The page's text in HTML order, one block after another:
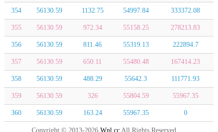
354 56130.59 1132.75 54997.84 333372.08
355 56130.59 972.34 55158.25 278213.83
356 56130.59 811.46 55319.13 222894.7
357 56130.59 650.11 55480.48 167414.23
358 56130.59 488.29 55642.3 111771.93
359 56130.59 326 55804.59 55967.35
360 56130.59 163.24 55967.35 0
Copyright © 2013-2026 Wnl.ccAll Rights Reserved.